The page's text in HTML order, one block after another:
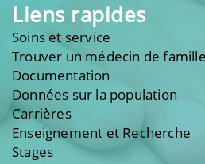
Liens rapides
Soins et service
Trouver un médecin de famille
Documentation
Données sur la population
Carrières
Enseignement et Recherche
Stages